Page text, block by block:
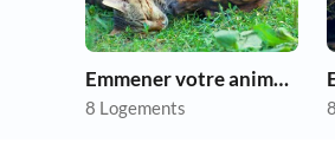
Emmener votre animal en vacances
8 Logements